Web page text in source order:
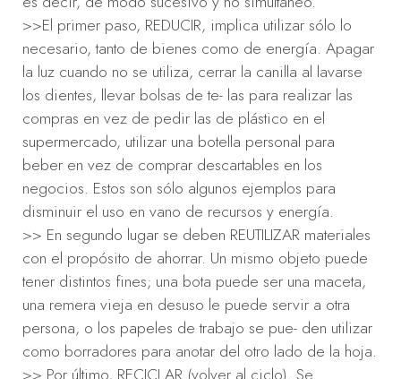
>>El primer paso, REDUCIR, implica utilizar sólo lo
necesario, tanto de bienes como de energía. Apagar
la luz cuando no se utiliza, cerrar la canilla al lavarse
los dientes, llevar bolsas de te- las para realizar las
compras en vez de pedir las de plástico en el
supermercado, utilizar una botella personal para
beber en vez de comprar descartables en los
negocios. Estos son sólo algunos ejemplos para
disminuir el uso en vano de recursos y energía.
>> En segundo lugar se deben REUTILIZAR materiales
con el propósito de ahorrar. Un mismo objeto puede
tener distintos fines; una bota puede ser una maceta,
una remera vieja en desuso le puede servir a otra
persona, o los papeles de trabajo se pue- den utilizar
como borradores para anotar del otro lado de la hoja.